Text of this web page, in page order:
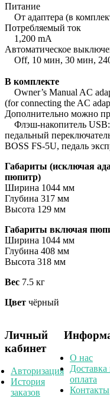
Питание
От адаптера (в
Потребляемый ток
1,200 mA
Автоматическое
Off, 10 мин, 30 мин,
В комплекте
Owner’s Manual AC
(for connecting the AC
Дополнительно можно
Флэш-накопитель
педальный
BOSS FS-5U, педаль
Габариты (исключая
пюпитр)
Ширина 1044 мм
Глубина 317 мм
Высота 129 мм
Габариты включая
Ширина 1044 мм
Глубина 408 мм
Высота 318 мм
Вес 7.5 кг
Цвет чёрный
Личный
кабинет
Авторизация
История
заказов
О нас
Доставка
оплата
Контакты